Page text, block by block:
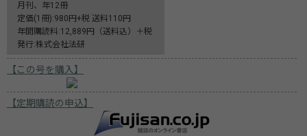
月刊、年12冊
定価(1冊):980円+税 送料110円
年間購読料:12,889円（送料込）＋税
発行:株式会社法研
【この号を購入】
【定期購読の申込】